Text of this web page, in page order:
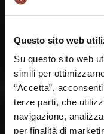
Questo sito web
Su questo sito web
simili per
“Accetta”,
terze parti, che
navigazione,
per finalità di
1952